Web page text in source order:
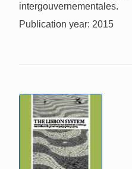
intergouvernementales.
Publication year: 2015